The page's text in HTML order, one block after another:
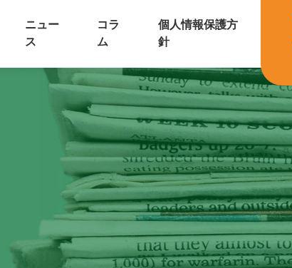
ニュー
ス
コラ
ム
個人情報保護方
針